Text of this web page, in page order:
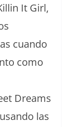
It Girl,
cuando
como
Dreams
las